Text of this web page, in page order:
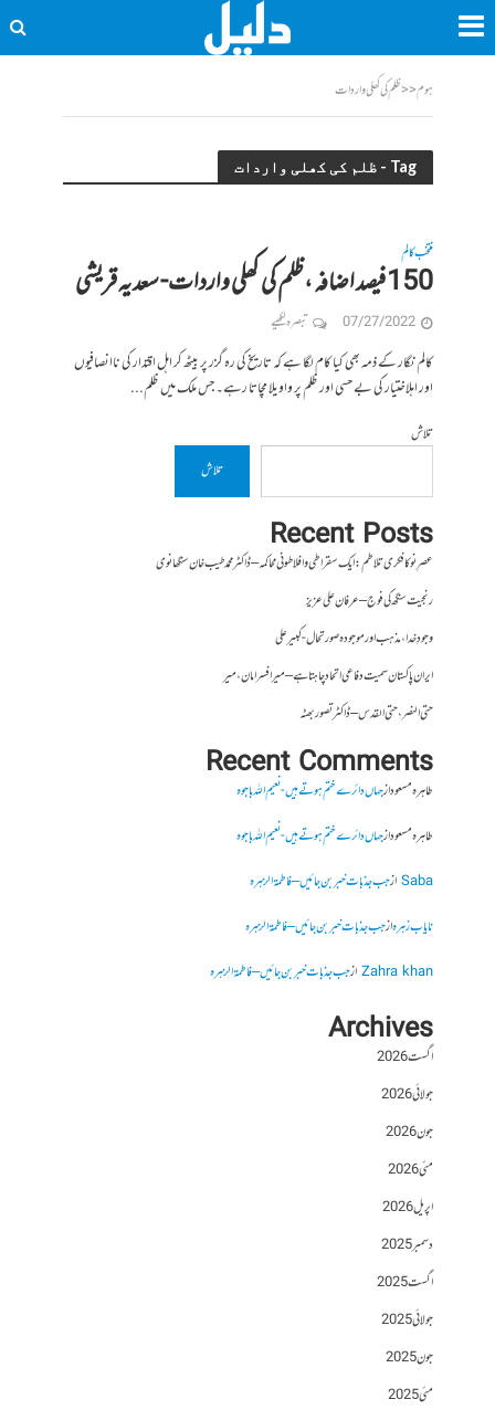
ہوم<<ظلم کی کھلی واردات
Tag - ظلم کی کھلی واردات
منتخب کالم
150فیصد اضافہ ،ظلم کی کھلی واردات- سعدیہ قریشی
07/27/2022 تبصرہ لکھیے
کالم نگار کے ذمہ بھی کیا کام لگا ہے کہ تاریخ کی رہ گزر پر بیٹھ کر اہل اقتدار کی ناانصافیوں
اور اہلاختیار کی بے حسی اور ظلم پر واویلا مچاتا رہے۔ جس ملک میں ظلم...
تلاش
تلاش
Recent Posts
عصرِ نو کا فکری تلاطم: ایک سقراطی و افلاطونی محاکمہ – ڈاکٹر محمد طیب خان سنگھانوی
رنجیت سنگھ کی فوج – عرفان علی عزیز
وجودِ خدا، مذہب اور موجودہ صورتحال- کبیر علی
ایران پاکستان سمیت دفاعی اتحاد چاہتا ہے – میر افسر امان،میر
حتی النصر ، حتی القدس – ڈاکٹر تصور بھٹہ
Recent Comments
طاہرہ مسعودازجہاں دائرے ختم ہوتے ہیں- نعیم اللہ باجوہ
طاہرہ مسعودازجہاں دائرے ختم ہوتے ہیں- نعیم اللہ باجوہ
Sabaازجب جذبات خبر بن جائیں – فاطمۃالزہرہ
نایاب زہرہازجب جذبات خبر بن جائیں – فاطمۃالزہرہ
Zahra khanازجب جذبات خبر بن جائیں – فاطمۃالزہرہ
Archives
اگست 2026
جولائی 2026
جون 2026
مئی 2026
اپریل 2026
دسمبر 2025
اگست 2025
جولائی 2025
جون 2025
مئی 2025